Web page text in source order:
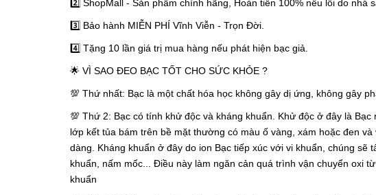
2️⃣ ShopMall - Sản phẩm chính hãng, Hoàn tiền 100% nếu lỗi do nhà
3️⃣ Bảo hành MIỄN PHÍ Vĩnh Viễn - Trọn Đời.
4️⃣ Tặng 10 lần giá trị mua hàng nếu phát hiện bạc giả.
🌟 VÌ SAO ĐEO BẠC TỐT CHO SỨC KHỎE ?
💯 Thứ nhất: Bạc là một chất hóa học không gây dị ứng, không gây
💯 Thứ 2: Bạc có tính khử độc và kháng khuẩn. Khử độc ở đây là
lớp kết tủa bám trên bề mặt thường có màu ố vàng, xám hoặc đen
dàng. Kháng khuẩn ở đây do ion Bạc tiếp xúc với vi khuẩn, chúng
khuẩn, nấm mốc... Điều này làm ngăn cản quá trình vận chuyển oxi
khuẩn